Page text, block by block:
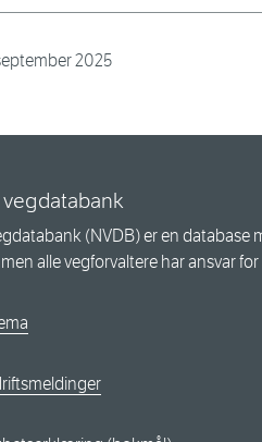
2025
(NVDB) er en database
alle vegforvaltere har ansvar